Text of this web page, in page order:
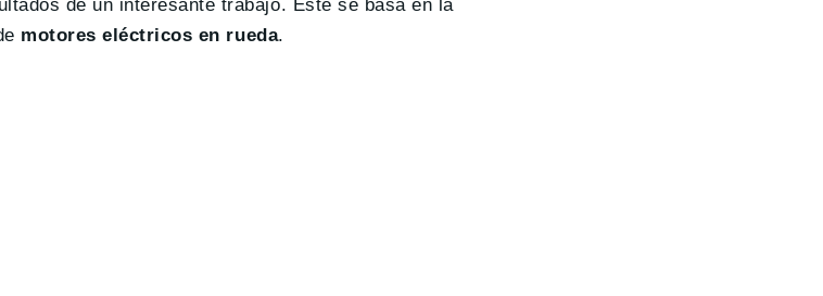
de un interesante trabajo. Este se basa en la
motores eléctricos en rueda.